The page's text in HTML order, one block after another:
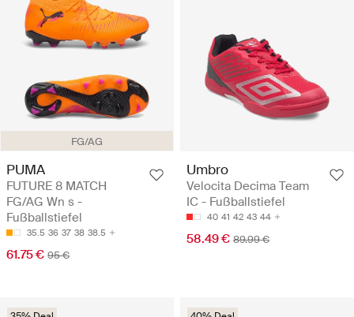
FG/AG
PUMA
FUTURE 8 MATCH
FG/AG Wn s -
Fußballstiefel
35.5 36 37 38 38.5
61.75 € 95 €
Umbro
Velocita Decima Team
IC - Fußballstiefel
40 41 42 43 44
58.49 € 89.99 €